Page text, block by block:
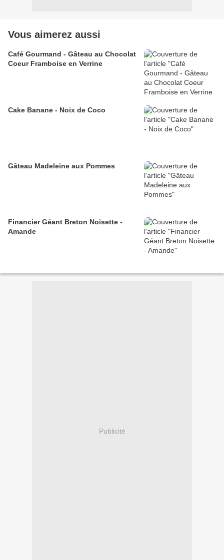
Vous aimerez aussi
Café Gourmand - Gâteau au Chocolat
Coeur Framboise en Verrine
Cake Banane - Noix de Coco
Gâteau Madeleine aux Pommes
Financier Géant Breton Noisette -
Amande
Publicité